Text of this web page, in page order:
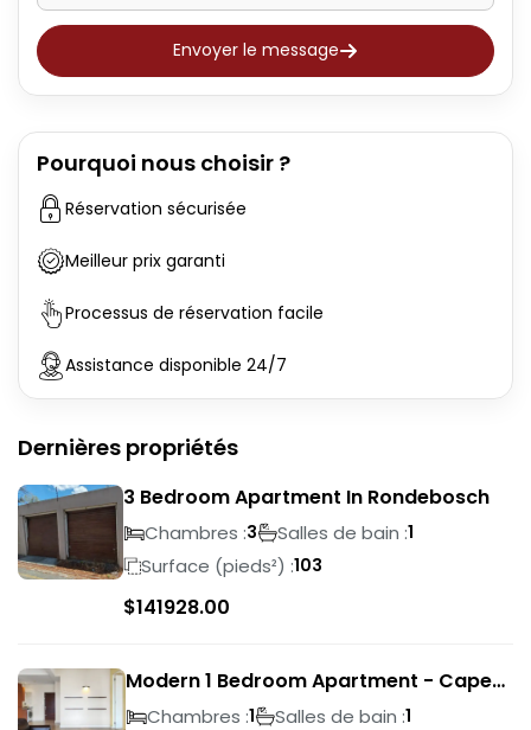
Envoyer le message
Pourquoi nous choisir ?
Réservation sécurisée
Meilleur prix garanti
Processus de réservation facile
Assistance disponible 24/7
Dernières propriétés
3 Bedroom Apartment In Rondebosch
Chambres :3 Salles de bain :1
Surface (pieds²) :103
$141928.00
Modern 1 Bedroom Apartment - Cape
TownChambres :1 Salles de bain :1